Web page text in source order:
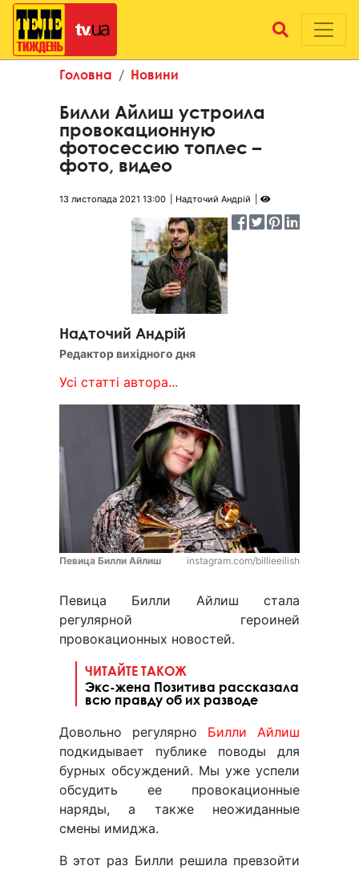
Головна Новини
Билли Айлиш устроила
провокационную
фотосессию топлес –
фото, видео
13 листопада 2021 13:00 Надточий Андрій
Надточий Андрій
Редактор вихідного дня
Усі статті автора...
Певица Билли Айлиш instagram.com/billieeilish
Певица Билли Айлиш стала
регулярной героиней
провокационных новостей.
ЧИТАЙТЕ ТАКОЖ
Экс-жена Позитива рассказала
всю правду об их разводе
Довольно регулярно Билли Айлиш
подкидывает публике поводы для
бурных обсуждений. Мы уже успели
обсудить ее провокационные
наряды, а также неожиданные
смены имиджа.
В этот раз Билли решила превзойти